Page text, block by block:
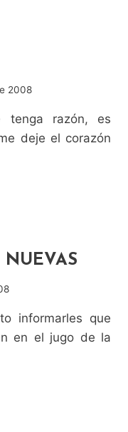
2008
tenga razón, es
deje el corazón
NUEVAS
informarles que
en el jugo de la